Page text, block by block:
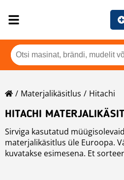
Materjalikäsitlus
Hitachi
HITACHI
Sirviga kasutatud
materjalikäsitlus üle Euroopa.
kuvatakse esimesena. Et